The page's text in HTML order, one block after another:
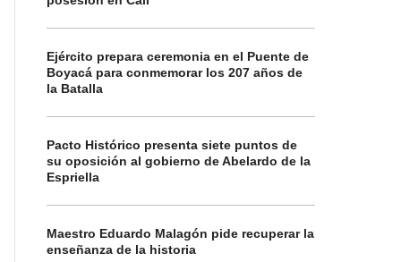
Ejército prepara ceremonia en el Puente de
Boyacá para conmemorar los 207 años de
la Batalla
Pacto Histórico presenta siete puntos de
su oposición al gobierno de Abelardo de la
Espriella
Maestro Eduardo Malagón pide recuperar la
enseñanza de la historia